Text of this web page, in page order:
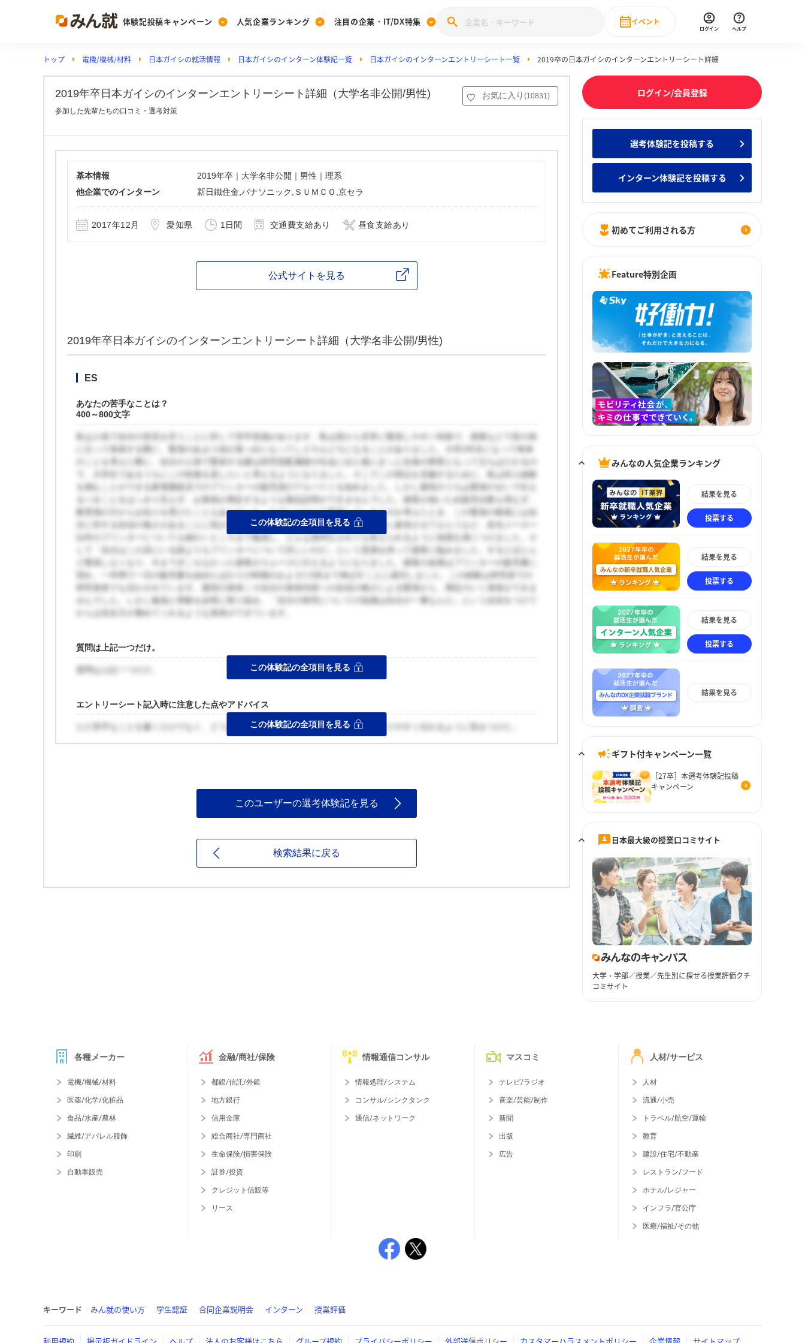
体験記投稿キャンペーン
Post
投稿する
[27卒] 本選考体験記投稿キャンペーン
人気企業ランキング
Ranking
ランキングを見る
みんなのDX企業就職ブランド調査
Vote みんなの新卒就職人気企業ランキング みんなのインターン人気企業ランキ
注目の企業・IT/DX特集
PickUp
注目の企業特集
28卒 IT・DX現場社員インタビュー
動画で知ろう！業界・企業研究
イベント
Event
直近のイベント一覧
ログイン ヘルプ
トップ 電機/機械/材料 日本ガイシの就活情報 日本ガイシのインターン体験記一覧 日本ガイシのインターンエントリーシート一覧 2019卒の日本ガイシのインターンエントリーシート詳細
2019年卒日本ガイシのインターンエントリーシート詳細（大学名非公開/男性) お気に入り (10831)
参加した先輩たちの口コミ・選考対策
基本情報
2019年卒｜大学名非公開｜男性｜理系
他企業でのインターン
新日鐵住金,パナソニック,ＳＵＭＣＯ,京セラ
2017年12月 愛知県 1日間 交通費支給あり 昼食支給あり
公式サイトを見る
2019年卒日本ガイシのインターンエントリーシート詳細（大学名非公開/男性)
ES
あなたの苦手なことは？
400～800文字
私は人前で自分の意見を言うことに対して苦手意識があります。私は昔から非常に緊張しやすい性格で、授業などで皆の前
に立って発表する際に、緊張のあまり頭が真っ白になってしどろもどろになることがありました。大学2年生になって将来
のことを考えた際に、自分の人前で緊張する癖は研究室配属後や社会に出た後にきっと自身の障害となって立ちはだかるの
で、大学生であるうちにこの性格を直したいと考えるようになりました。そこでこの弱点を克服するために、私は対人経験
を積むことができる家電量販店でのプリンターの販売員のアルバイトを始めました。しかし最初のうちは緊張のせいで伝え
るべきことをはっきり言えず、お客様が満足するような製品説明ができませんでした。接客が拙いため販売台数も増えず、
教育係の方からお叱りを受けたこともありました。なぜこんなにも緊張してしまうのか考えたとき、この緊張の根底には自
分に対する自信の無さがあることに気がつきました。そこで私は他社の販売講習会に参加させてもらうなど、担当メーカー
以外のプリンターについても細かいところまで勉強し、どんな質問をされても答えられるように知識を身につけました。そ
して「自分はこの店にいる誰よりもプリンターについて詳しいのだ」という意識を持って接客に臨みました。するとほとん
ど緊張しなくなり、今までぎこちなかった接客がスムーズに行えるようになりました。接客の改善はプリンターの販売量に
現れ、一年間で一日の販売量を始めたばかりの時期のおよそ1.5倍まで伸ばすことに成功しました。この経験は研究室での
研究発表でも活かされています。最初の発表こそ自分の発表内容への自信の無さによる緊張から、満足のいく発表ができま
せんでした。しかし勉強と実験を必死に取り組み、「自分の研究についての知識は自分が一番なんだ」という自信をつけて
からは先生方が褒めてくれるような発表ができています。
この体験記の全項目を見る
質問は上記一つだけ。
質問は上記一つだけ。 この体験記の全項目を見る
エントリーシート記入時に注意した点やアドバイス
ただ苦手なことを書くだけでなく、どう克服しようとしたか、しているのかをわかりやすく伝わるように気をつけた。
この体験記の全項目を見る
このユーザーの選考体験記を見る
検索結果に戻る
ログイン/会員登録
選考体験記を投稿する
インターン体験記を投稿する
初めてご利用される方
Feature特別企画
みんなの人気企業ランキング
結果を見る
投票する
結果を見る
投票する
結果を見る
投票する
結果を見る
ギフト付キャンペーン一覧
［27卒］本選考体験記投稿
キャンペーン
日本最大級の授業口コミサイト
大学・学部／授業／先生別に探せる授業評価クチ
コミサイト
各種メーカー
電機/機械/材料
医薬/化学/化粧品
食品/水産/農林
繊維/アパレル服飾
印刷
自動車販売
金融/商社/保険
都銀/信託/外銀
地方銀行
信用金庫
総合商社/専門商社
生命保険/損害保険
証券/投資
クレジット信販等
リース
情報通信コンサル
情報処理/システム
コンサル/シンクタンク
通信/ネットワーク
マスコミ
テレビ/ラジオ
音楽/芸能/制作
新聞
出版
広告
人材/サービス
人材
流通/小売
トラベル/航空/運輸
教育
建設/住宅/不動産
レストラン/フード
ホテル/レジャー
インフラ/官公庁
医療/福祉/その他
キーワード みん就の使い方 学生認証 合同企業説明会 インターン 授業評価